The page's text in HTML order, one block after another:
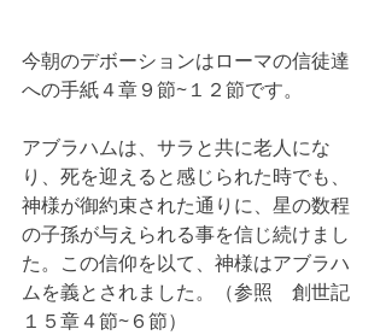
今朝のデボーションはローマの信徒達
への手紙４章９節~１２節です。
アブラハムは、サラと共に老人にな
り、死を迎えると感じられた時でも、
神様が御約束された通りに、星の数程
の子孫が与えられる事を信じ続けまし
た。この信仰を以て、神様はアブラハ
ムを義とされました。（参照　創世記
１５章４節~６節）